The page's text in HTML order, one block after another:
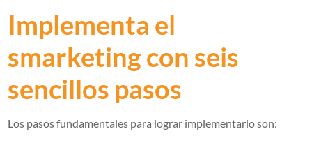
Implementa el
smarketing con seis
sencillos pasos
Los pasos fundamentales para lograr implementarlo son: